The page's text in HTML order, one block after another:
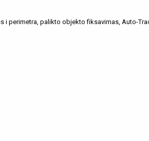
perimetra, palikto objekto fiksavimas, Auto-